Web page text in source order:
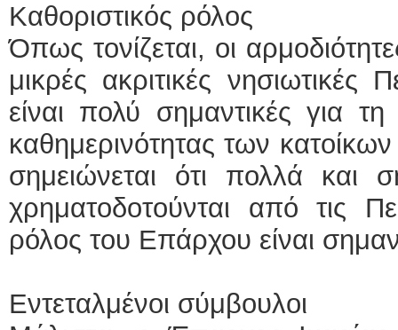
Καθοριστικός ρόλος
Όπως τονίζεται, οι
μικρές ακριτικές νησιωτικές
είναι πολύ σημαντικές για
καθημερινότητας των
σημειώνεται ότι πολλά και
χρηματοδοτούνται από τις
ρόλος του Επάρχου είναι
Εντεταλμένοι σύμβουλοι